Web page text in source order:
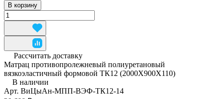
В корзину
Рассчитать доставку
Матрац противопролежневый полиуретановый
вязкоэластичный формовой ТК12 (2000Х900Х110)
В наличии
Арт. ВиЦыАн-МПП-ВЭФ-ТК12-14